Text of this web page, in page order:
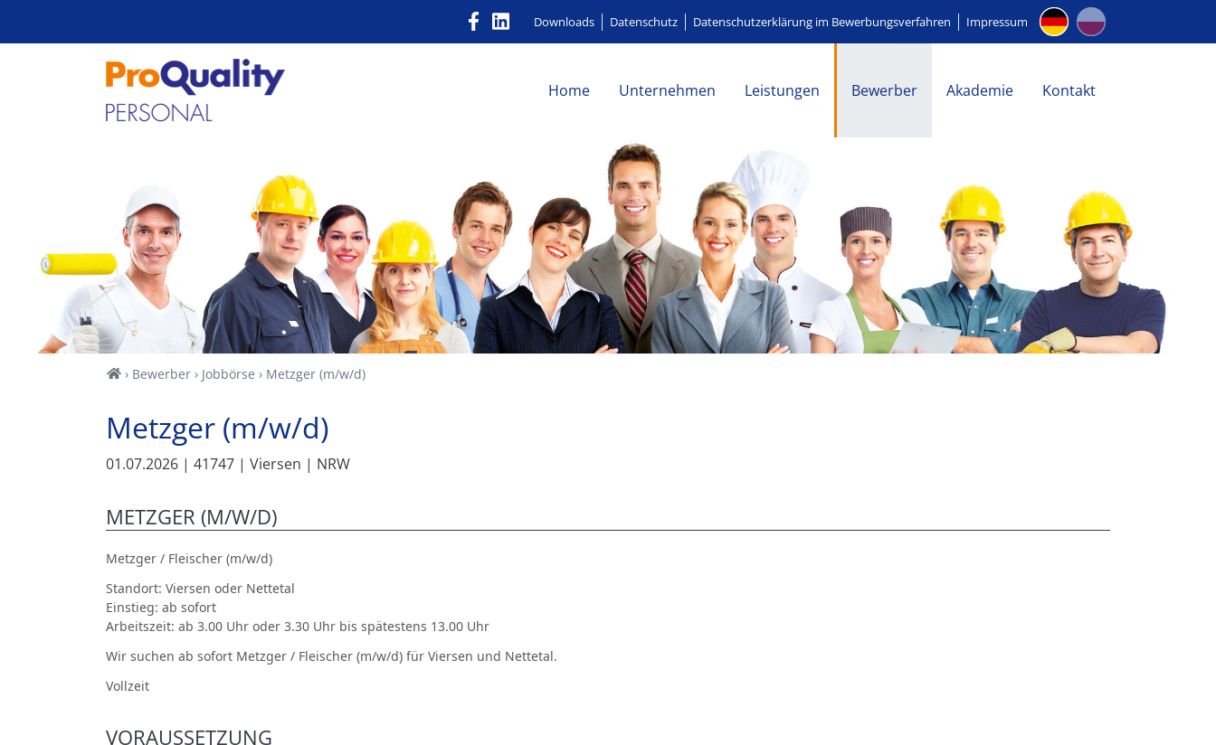
Downloads Datenschutz Datenschutzerklärung im Bewerbungsverfahren Impressum
Home Unternehmen Leistungen Bewerber Akademie Kontakt
Home
Bewerber Jobbörse Metzger (m/w/d)
Metzger (m/w/d)
01.07.2026 | 41747 | Viersen | NRW
METZGER (M/W/D)
Metzger / Fleischer (m/w/d)
Standort: Viersen oder Nettetal
Einstieg: ab sofort
Arbeitszeit: ab 3.00 Uhr oder 3.30 Uhr bis spätestens 13.00 Uhr
Wir suchen ab sofort Metzger / Fleischer (m/w/d) für Viersen und Nettetal.
Vollzeit
VORAUSSETZUNG